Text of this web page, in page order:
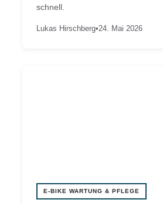
schnell.
Lukas Hirschberg•24. Mai 2026
E-BIKE WARTUNG & PFLEGE